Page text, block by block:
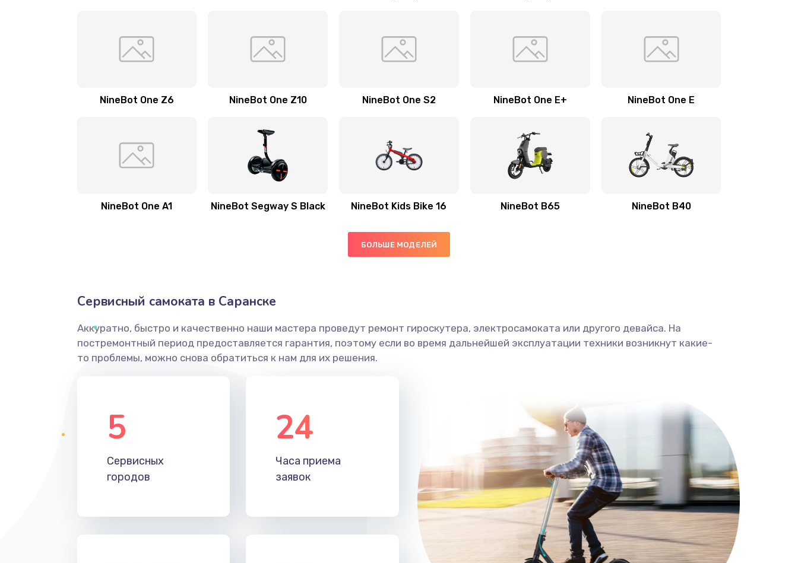
NineBot One Z6 NineBot One Z10 NineBot One S2 NineBot One E+ NineBot One E
NineBot One A1 NineBot Segway S Black NineBot Kids Bike 16 NineBot B65 NineBot B40
БОЛЬШЕ МОДЕЛЕЙ
Сервисный самоката в Саранске
Аккуратно, быстро и качественно наши мастера проведут ремонт гироскутера, электросамоката или другого девайса. На
постремонтный период предоставляется гарантия, поэтому если во время дальнейшей эксплуатации техники возникнут какие-
то проблемы, можно снова обратиться к нам для их решения.
5
Сервисных
городов
24
Часа приема
заявок